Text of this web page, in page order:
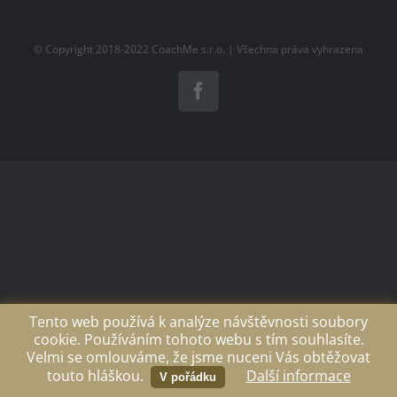
© Copyright 2018-2022 CoachMe s.r.o. | Všechna práva vyhrazena
Facebook
Tento web používá k analýze návštěvnosti soubory
cookie. Používáním tohoto webu s tím souhlasíte.
Velmi se omlouváme, že jsme nuceni Vás obtěžovat
touto hláškou.
V pořádku Další informace